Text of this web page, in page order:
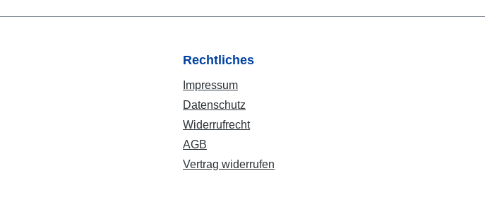
Rechtliches
Impressum
Datenschutz
Widerrufrecht
AGB
Vertrag widerrufen